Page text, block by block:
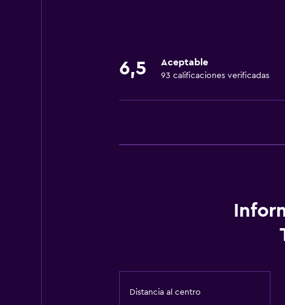
6,5 Aceptable
93 calificaciones verificadas
Distancia al centro